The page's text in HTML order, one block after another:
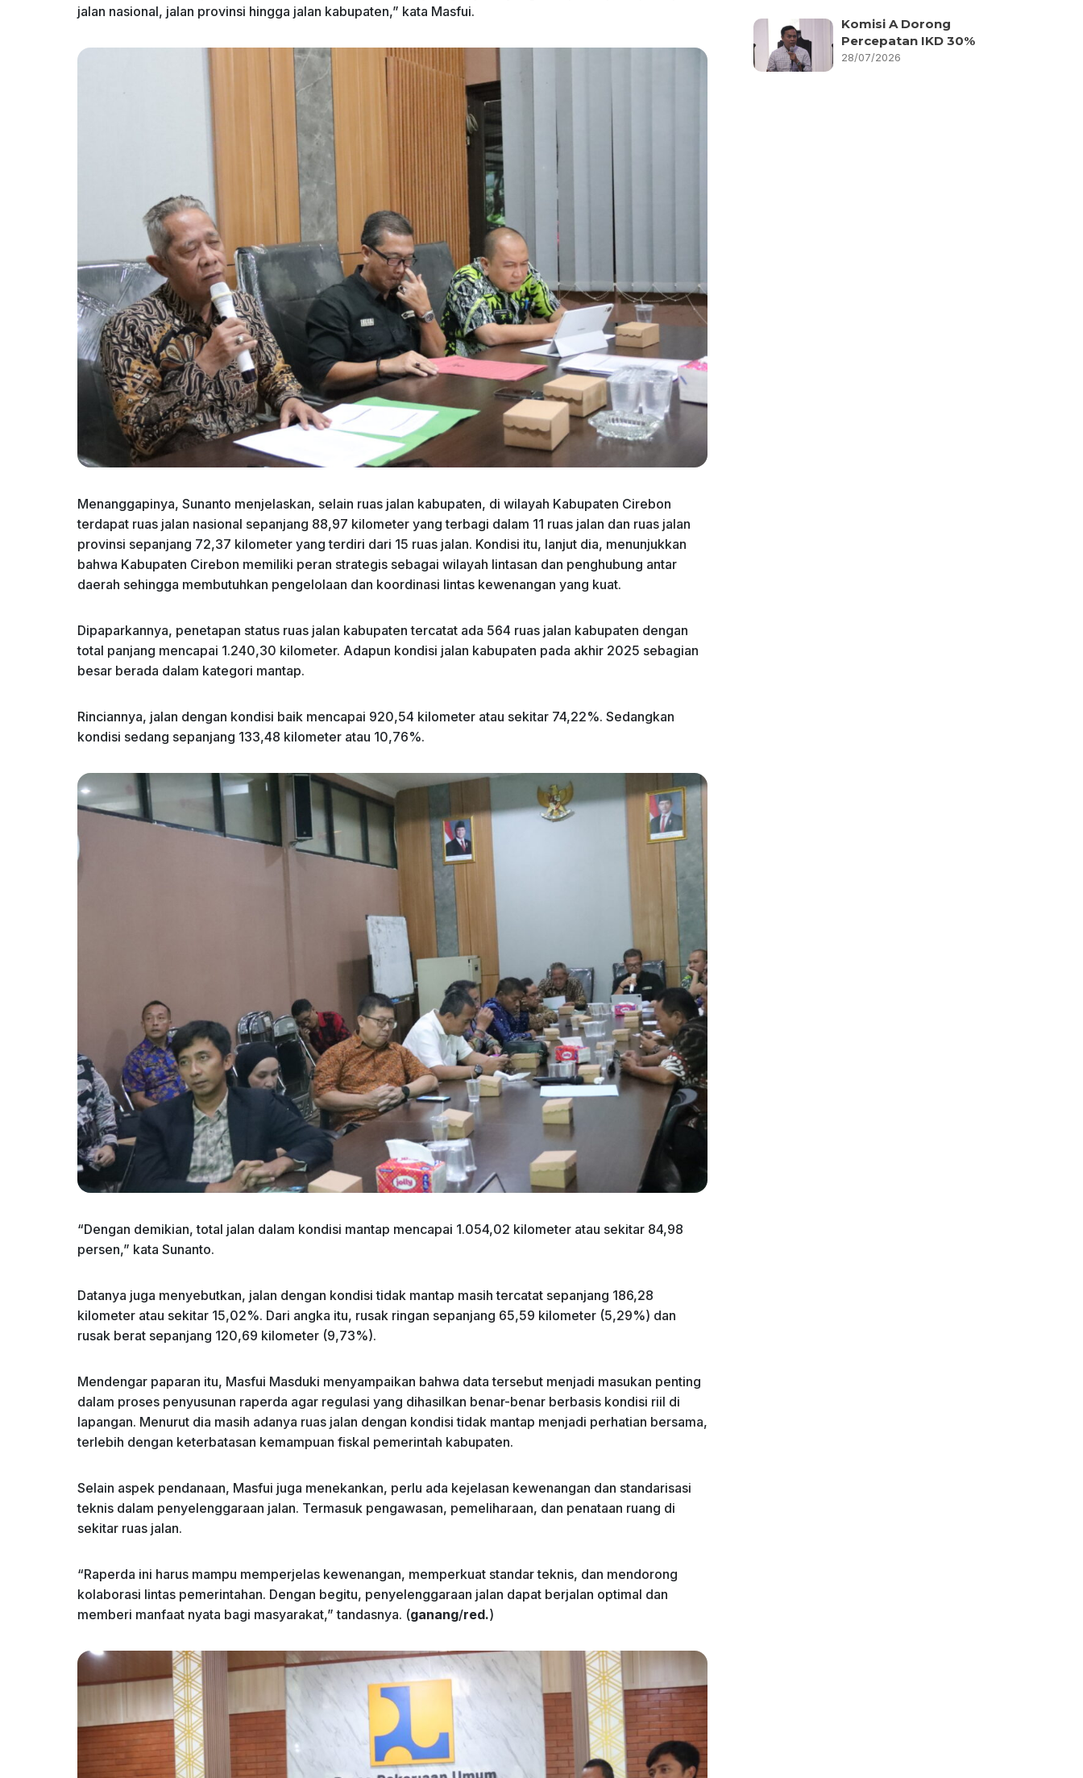
jalan nasional, jalan provinsi hingga jalan kabupaten,” kata Masfui.
Menanggapinya, Sunanto menjelaskan, selain ruas jalan kabupaten, di wilayah Kabupaten Cirebon
terdapat ruas jalan nasional sepanjang 88,97 kilometer yang terbagi dalam 11 ruas jalan dan ruas jalan
provinsi sepanjang 72,37 kilometer yang terdiri dari 15 ruas jalan. Kondisi itu, lanjut dia, menunjukkan
bahwa Kabupaten Cirebon memiliki peran strategis sebagai wilayah lintasan dan penghubung antar
daerah sehingga membutuhkan pengelolaan dan koordinasi lintas kewenangan yang kuat.
Dipaparkannya, penetapan status ruas jalan kabupaten tercatat ada 564 ruas jalan kabupaten dengan
total panjang mencapai 1.240,30 kilometer. Adapun kondisi jalan kabupaten pada akhir 2025 sebagian
besar berada dalam kategori mantap.
Rinciannya, jalan dengan kondisi baik mencapai 920,54 kilometer atau sekitar 74,22%. Sedangkan
kondisi sedang sepanjang 133,48 kilometer atau 10,76%.
“Dengan demikian, total jalan dalam kondisi mantap mencapai 1.054,02 kilometer atau sekitar 84,98
persen,” kata Sunanto.
Datanya juga menyebutkan, jalan dengan kondisi tidak mantap masih tercatat sepanjang 186,28
kilometer atau sekitar 15,02%. Dari angka itu, rusak ringan sepanjang 65,59 kilometer (5,29%) dan
rusak berat sepanjang 120,69 kilometer (9,73%).
Mendengar paparan itu, Masfui Masduki menyampaikan bahwa data tersebut menjadi masukan penting
dalam proses penyusunan raperda agar regulasi yang dihasilkan benar-benar berbasis kondisi riil di
lapangan. Menurut dia masih adanya ruas jalan dengan kondisi tidak mantap menjadi perhatian bersama,
terlebih dengan keterbatasan kemampuan fiskal pemerintah kabupaten.
Selain aspek pendanaan, Masfui juga menekankan, perlu ada kejelasan kewenangan dan standarisasi
teknis dalam penyelenggaraan jalan. Termasuk pengawasan, pemeliharaan, dan penataan ruang di
sekitar ruas jalan.
“Raperda ini harus mampu memperjelas kewenangan, memperkuat standar teknis, dan mendorong
kolaborasi lintas pemerintahan. Dengan begitu, penyelenggaraan jalan dapat berjalan optimal dan
memberi manfaat nyata bagi masyarakat,” tandasnya. (ganang/red.)
Komisi A Dorong
Percepatan IKD 30%
28/07/2026